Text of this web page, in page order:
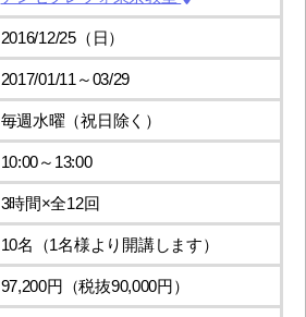
2016/12/25（日）
2017/01/11～03/29
毎週水曜（祝日除く）
10:00～13:00
3時間×全12回
10名（1名様より開講します）
97,200円（税抜90,000円）